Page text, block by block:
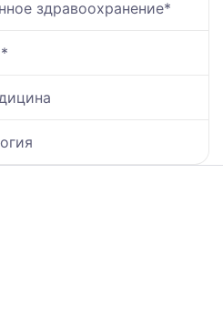
здравоохранение*